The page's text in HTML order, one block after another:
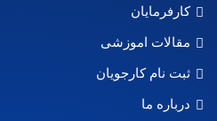
کارفرمایان
مقالات اموزشی
ثبت نام کارجویان
درباره ما